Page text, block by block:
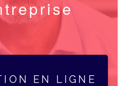
EN LIGNE